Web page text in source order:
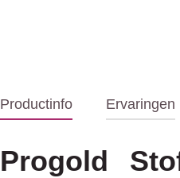
Productinfo Ervaringen
Progold